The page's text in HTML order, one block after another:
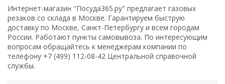
Интернет-магазин "Посуда365.ру" предлагает газовых
резаков со склада в Москве. Гарантируем быструю
доставку по Москве, Санкт-Петербургу и всем городам
России. Работают пункты самовывоза. По интересующим
вопросам обращайтесь к менеджерам компании по
телефону +7 (499) 112-08-42 Центральной справочной
службы.